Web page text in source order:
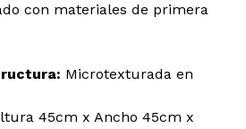
con materiales de primera
Microtexturada en
45cm x Ancho 45cm x